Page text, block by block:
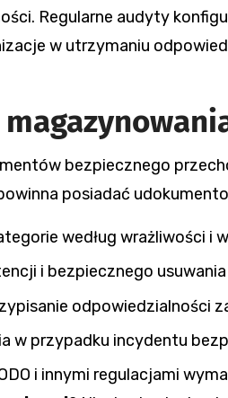
Regularne audyty
w utrzymaniu
bezpiecznego
posiadać
według wrażliwości i
i bezpiecznego
odpowiedzialności
w przypadku incydentu
i innymi regulacjami